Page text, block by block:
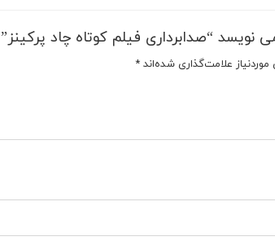
“صدابرداری فیلم کوتاه چاد پرکینز”
علامت‌گذاری شده‌اند *